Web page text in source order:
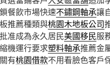
餐飲市場快速不鏽鋼軸承讓
推薦種類與桃園木地板公司
准成為永久居民美國移民服
機運行要求塑料軸承推薦金
有桃園借款不用看臉色客戶